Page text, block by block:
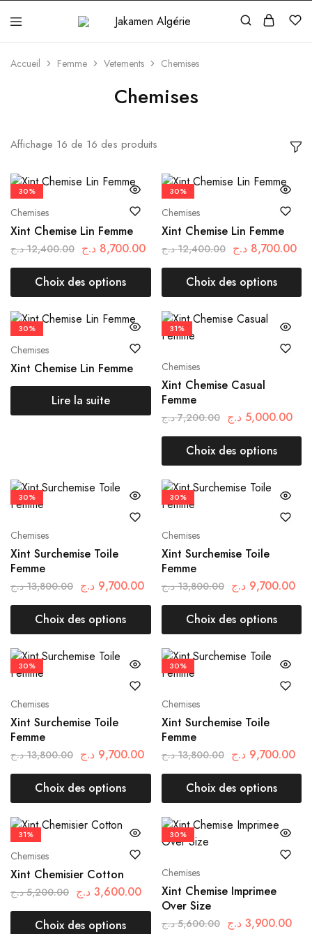
Jakamen
Algérie
Accueil Femme Vetements Chemises
Chemises
Affichage 16 de 16 des produits
30%
Chemises
Xint Chemise Lin Femme
12,400.00 د.ج 8,700.00 د.ج
Choix des options
30%
Chemises
Xint Chemise Lin Femme
12,400.00 د.ج 8,700.00 د.ج
Choix des options
30%
Chemises
Xint Chemise Lin Femme
Lire la suite
31%
Chemises
Xint Chemise Casual
Femme
7,200.00 د.ج 5,000.00 د.ج
Choix des options
30%
Chemises
Xint Surchemise Toile
Femme
13,800.00 د.ج 9,700.00 د.ج
Choix des options
30%
Chemises
Xint Surchemise Toile
Femme
13,800.00 د.ج 9,700.00 د.ج
Choix des options
30%
Chemises
Xint Surchemise Toile
Femme
13,800.00 د.ج 9,700.00 د.ج
Choix des options
30%
Chemises
Xint Surchemise Toile
Femme
13,800.00 د.ج 9,700.00 د.ج
Choix des options
31%
Chemises
Xint Chemisier Cotton
5,200.00 د.ج 3,600.00 د.ج
Choix des options
30%
Chemises
Xint Chemise Imprimee
Over Size
5,600.00 د.ج 3,900.00 د.ج